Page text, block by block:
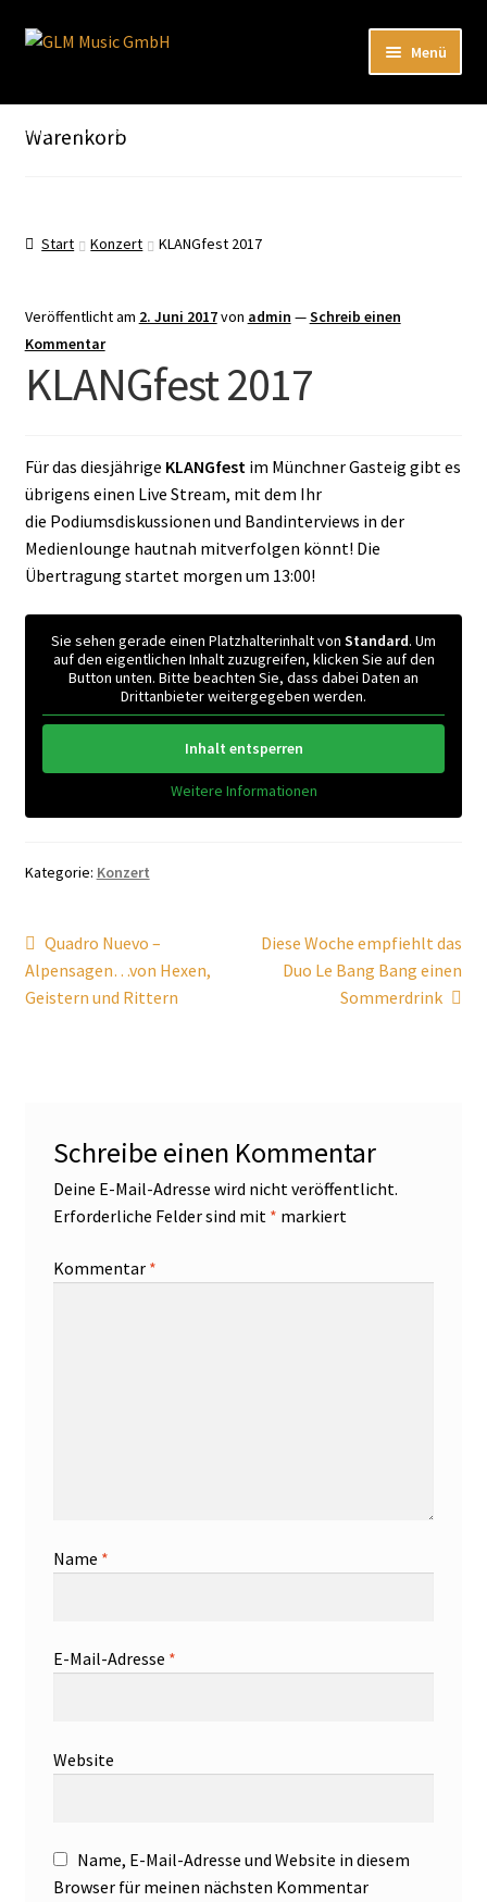
Hier sind unsere Neuigkeiten zu hören: Spotify
Zur
Zum
Menü
Unser Katalog
Warenkorb
Start Konzert KLANGfest 2017
Veröffentlicht am 2. Juni 2017von admin —Schreib einen
Kommentar
KLANGfest 2017
Für das diesjährige KLANGfestim Münchner Gasteig gibt es
übrigens einen Live Stream, mit dem Ihr
die Podiumsdiskussionen und Bandinterviews in der
Medienlounge hautnah mitverfolgen könnt! Die
Übertragung startet morgen um 13:00!
Sie sehen gerade einen Platzhalterinhalt von Standard. Um
auf den eigentlichen Inhalt zuzugreifen, klicken Sie auf den
Button unten. Bitte beachten Sie, dass dabei Daten an
Drittanbieter weitergegeben werden.
Inhalt entsperren
Weitere Informationen
Kategorie: Konzert
Beitragsnavigation
Vorheriger
Beitrag:
Quadro Nuevo –
Alpensagen…von Hexen,
Geistern und Rittern
Nächster
Beitrag:
Diese Woche empfiehlt das
Duo Le Bang Bang einen
Sommerdrink
Schreibe einen Kommentar
Deine E-Mail-Adresse wird nicht veröffentlicht.
Erforderliche Felder sind mit * markiert
Kommentar *
Name *
E-Mail-Adresse *
Website
Name, E-Mail-Adresse und Website in diesem
Browser für meinen nächsten Kommentar